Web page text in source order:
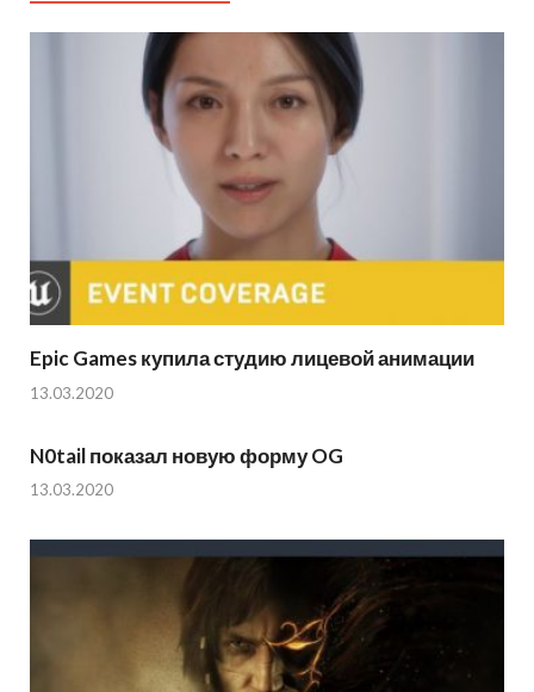
Epic Games купила студию лицевой анимации
13.03.2020
N0tail показал новую форму OG
13.03.2020